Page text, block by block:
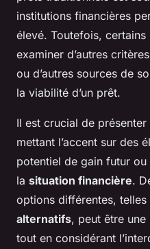
institutions financières
élevé. Toutefois,
examiner d’autres
ou d’autres sources de
la viabilité d’un prêt.
Il est crucial de
mettant l’accent sur des
potentiel de gain futur ou
la situation financière.
options différentes, telles
alternatifs, peut être
tout en considérant